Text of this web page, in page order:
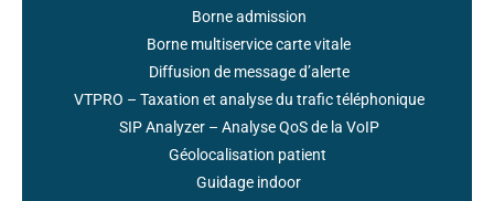
Borne admission
Borne multiservice carte vitale
Diffusion de message d’alerte
VTPRO – Taxation et analyse du trafic téléphonique
SIP Analyzer – Analyse QoS de la VoIP
Géolocalisation patient
Guidage indoor